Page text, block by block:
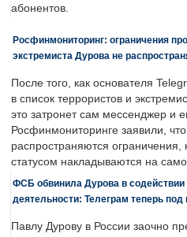
абонентов.
Росфинмониторинг: ограничения
экстремиста Дурова не
После того, как основателя
в список террористов и
это затронет сам мессенджер и
Росфинмониторинге заявили,
распространяются ограничения,
статусом накладываются на
ФСБ обвинила Дурова в содействии
деятельности: Телеграм теперь под
Павлу Дурову в России заочно